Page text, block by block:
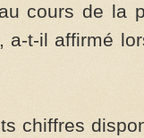
cours de la
a-t-il affirmé
chiffres